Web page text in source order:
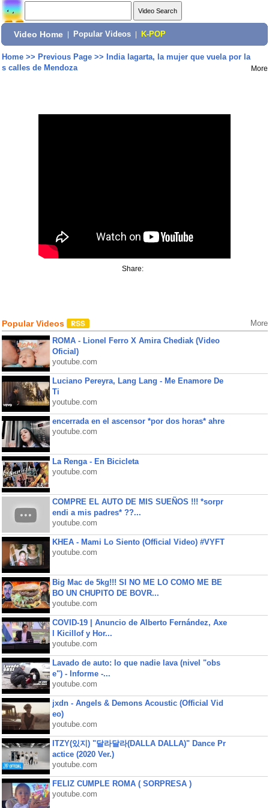
Video Home Popular Videos K-POP
Home>> Previous Page>> India lagarta, la mujer que vuela por la
s calles de Mendoza
More
Share:
Popular Videos More
ROMA - Lionel Ferro X Amira Chediak (Video
Oficial)
youtube.com
Luciano Pereyra, Lang Lang - Me Enamore De
Ti
youtube.com
encerrada en el ascensor *por dos horas* ahre
youtube.com
La Renga - En Bicicleta
youtube.com
COMPRE EL AUTO DE MIS SUEÑOS !!! *sorpr
endi a mis padres* ??...
youtube.com
KHEA - Mami Lo Siento (Official Video) #VYFT
youtube.com
Big Mac de 5kg!!! SI NO ME LO COMO ME BE
BO UN CHUPITO DE BOVR...
youtube.com
COVID-19 | Anuncio de Alberto Fernández, Axe
l Kicillof y Hor...
youtube.com
Lavado de auto: lo que nadie lava (nivel "obs
e") - Informe -...
youtube.com
jxdn - Angels & Demons Acoustic (Official Vid
eo)
youtube.com
ITZY(있지) "달라달라(DALLA DALLA)" Dance Pr
actice (2020 Ver.)
youtube.com
FELIZ CUMPLE ROMA ( SORPRESA )
youtube.com